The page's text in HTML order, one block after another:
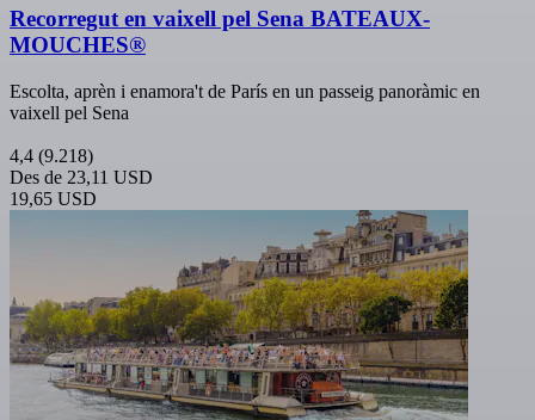
Recorregut en vaixell pel Sena BATEAUX-
MOUCHES®
Escolta, aprèn i enamora't de París en un passeig panoràmic en
vaixell pel Sena
4,4 (9.218)
Des de 23,11 USD
19,65 USD